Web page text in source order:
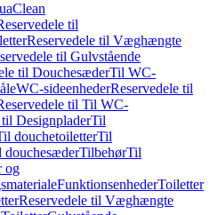
til
Reservedele til Væghængte
til Gulvstående
til DouchesæderTil WC-
WC-sideenhederReservedele til
til Til WC-
DesignpladerTil
douchetoiletterTil
douchesæderTilbehørTil
og
FunktionsenhederToiletter
Reservedele til Væghængte